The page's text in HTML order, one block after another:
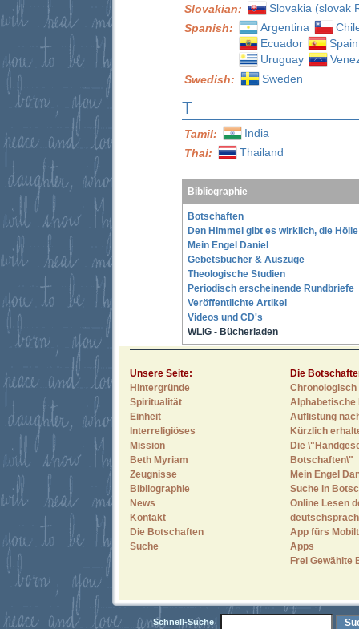
Slovakian:
Slovakia (slovak
Spanish:
Argentina
Ecuador
Spain
Uruguay
Swedish:
Sweden
T
Tamil:
India
Thai:
Thailand
Bibliographie
Botschaften
Den Himmel gibt es wirklich, die
Mein Engel Daniel
Gebetsbücher & Auszüge
Theologische Studien
Periodisch erscheinende Rundbriefe
Veröffentlichte Artikel
Videos und CD's
WLIG - Bücherladen
Unsere Seite:
Hintergründe
Spiritualität
Einheit
Interreligiöses
Mission
Beth Myriam
Zeugnisse
Bibliographie
News
Kontakt
Die Botschaften
Suche
Die
Alphabetische
Auflistung
Kürzlich
Die
Botschaften\"
Mein Engel
Suche in
Online Lesen
App fürs
Apps
Frei Gewählte
Schnell-Suche